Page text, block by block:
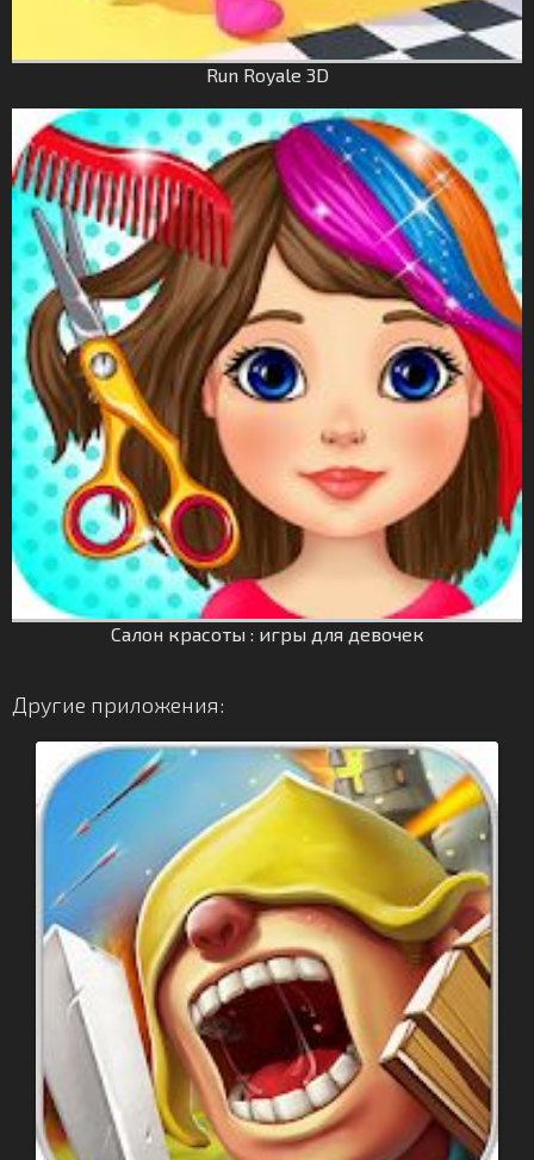
Run Royale 3D
Салон красоты : игры для девочек
Другие приложения: